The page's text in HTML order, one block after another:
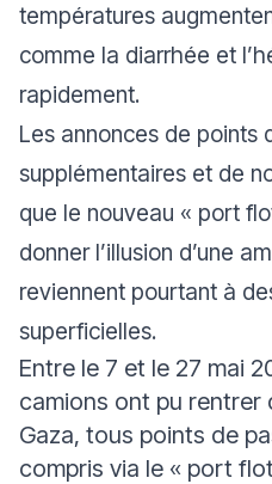
températures
comme la diarrhée et
rapidement.
Les annonces de points
supplémentaires et de
que le nouveau « port
donner l’illusion d’une
reviennent pourtant à
superficielles.
Entre le 7 et le 27 mai
camions ont pu rentrer
Gaza, tous points de
compris via le « port